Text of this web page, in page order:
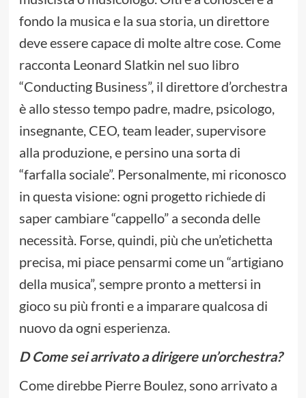
fondo la musica e la sua storia, un direttore
deve essere capace di molte altre cose. Come
racconta Leonard Slatkin nel suo libro
“Conducting Business”, il direttore d’orchestra
è allo stesso tempo padre, madre, psicologo,
insegnante, CEO, team leader, supervisore
alla produzione, e persino una sorta di
“farfalla sociale”. Personalmente, mi riconosco
in questa visione: ogni progetto richiede di
saper cambiare “cappello” a seconda delle
necessità. Forse, quindi, più che un’etichetta
precisa, mi piace pensarmi come un “artigiano
della musica”, sempre pronto a mettersi in
gioco su più fronti e a imparare qualcosa di
nuovo da ogni esperienza.
D Come sei arrivato a dirigere un’orchestra?
Come direbbe Pierre Boulez, sono arrivato a